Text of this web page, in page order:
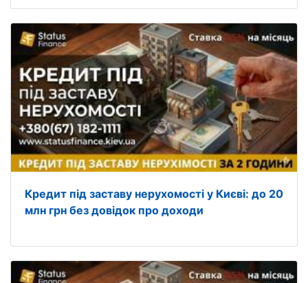
Кредит під заставу нерухомості у Києві: до 20
млн грн без довідок про доходи